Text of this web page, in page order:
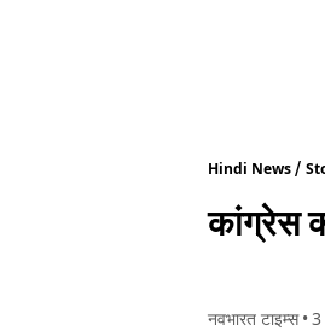
Hindi News
कांग्रेस
नवभारत टाइम्स •